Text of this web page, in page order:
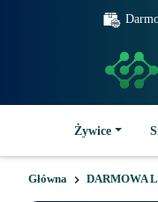
Żywice
Główna DARMOWA